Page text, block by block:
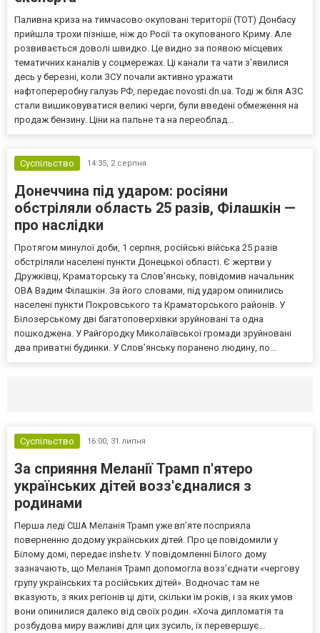
Паливна криза на тимчасово окуповані території (ТОТ) Донбасу
прийшла трохи пізніше, ніж до Росії та окупованого Криму. Але
розвивається доволі швидко. Це видно за появою місцевих
тематичних каналів у соцмережах. Ці канали та чати з’явилися
десь у березні, коли ЗСУ почали активно уражати
нафтопереробну галузь РФ, передає novosti.dn.ua. Тоді ж біля АЗС
стали вишиковуватися великі черги, були введені обмеження на
продаж бензину. Ціни на пальне та на переоблад...
Суспільство 14:35, 2 серпня
Донеччина під ударом: росіяни
обстріляли область 25 разів, Філашкін —
про наслідки
Протягом минулої доби, 1 серпня, російські війська 25 разів
обстріляли населені пункти Донецької області. Є жертви у
Дружківці, Краматорську та Слов’янську, повідомив начальник
ОВА Вадим Філашкін. За його словами, під ударом опинились
населені пункти Покровського та Краматорського районів. У
Білозерському дві багатоповерхівки зруйновані та одна
пошкоджена. У Райгородку Миколаївської громади зруйновані
два приватні будинки. У Слов’янську поранено людину, по...
Суспільство 16:00, 31 липня
За сприяння Меланії Трамп п'ятеро
українських дітей возз'єдналися з
родинами
Перша леді США Меланія Трамп уже впʼяте посприяла
поверненню додому українських дітей. Про це повідомили у
Білому домі, передає inshe.tv. У повідомленні Білого дому
зазначають, що Меланія Трамп допомогла возз’єднати «чергову
групу українських та російських дітей». Водночас там не
вказують, з яких регіонів ці діти, скільки їм років, і за яких умов
вони опинилися далеко від своїх родин. «Хоча дипломатія та
розбудова миру важливі для цих зусиль, їх перевершує...